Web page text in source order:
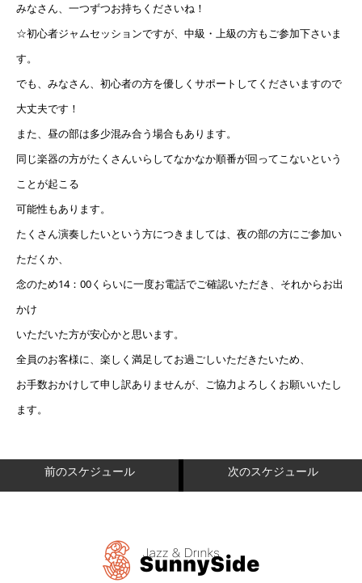
みなさん、一つずつお持ちくださいね！
☆初心者ジャムセッションですが、中級・上級の方もご参加下さいま
す。
でも、みなさん、初心者の方を優しくサポートしてくださいますので
大丈夫です！
また、昼の部は多少混み合う場合もあります。
同じ楽器の方がたくさんいらしてなかなか順番が回ってこないという
ことが起こる
可能性もあります。
たくさん演奏したいという方につきましては、夜の部の方にご参加い
ただくか、
念のため14：00くらいに一度お電話でご確認いただき、それからお出
かけ
いただいた方が安心かと思います。
全員のお客様に、楽しく満足してお過ごしいただきたいため、
お手数おかけして申し訳ありませんが、ご協力よろしくお願いいたし
ます。
前のスケジュール 次のスケジュール